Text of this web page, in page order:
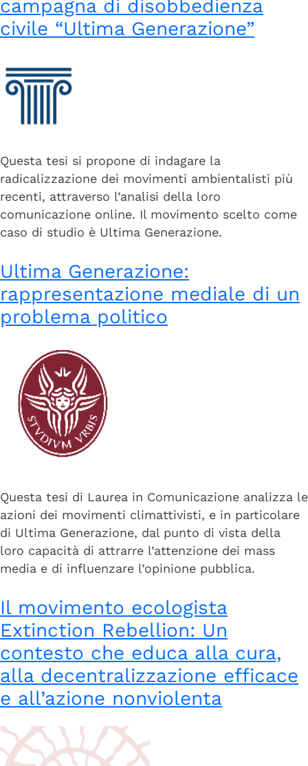
campagna di disobbedienza
civile “Ultima Generazione”
Questa tesi si propone di indagare la
radicalizzazione dei movimenti ambientalisti più
recenti, attraverso l’analisi della loro
comunicazione online. Il movimento scelto come
caso di studio è Ultima Generazione.
Ultima Generazione:
rappresentazione mediale di un
problema politico
Questa tesi di Laurea in Comunicazione analizza le
azioni dei movimenti climattivisti, e in particolare
di Ultima Generazione, dal punto di vista della
loro capacità di attrarre l’attenzione dei mass
media e di influenzare l’opinione pubblica.
Il movimento ecologista
Extinction Rebellion: Un
contesto che educa alla cura,
alla decentralizzazione efficace
e all’azione nonviolenta